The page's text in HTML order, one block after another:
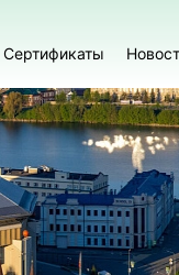
Сертификаты